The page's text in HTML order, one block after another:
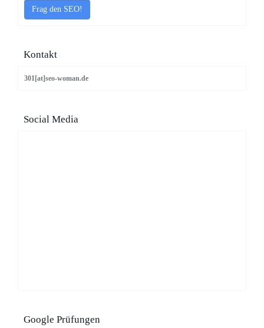
Frag den SEO!
Kontakt
301[at]seo-woman.de
Social Media
Google Prüfungen